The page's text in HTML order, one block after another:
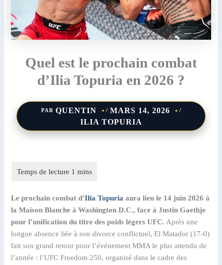
Quel est le prochain combat
d’Ilia Topuria en 2026 ?
PAR QUENTIN / MARS 14, 2026 /
ILIA TOPURIA
Le prochain combat d’Ilia Topuria aura lieu le 14 juin 2026 à
la Maison Blanche à Washington D.C., face à Justin Gaethje
pour l’unification du titre des poids légers UFC. Après une
longue absence liée à son divorce conflictuel, El Matador (17-0)
fait son grand retour pour l’événement MMA le plus attendu de
l’année : l’UFC Freedom 250, organisé dans le cadre des